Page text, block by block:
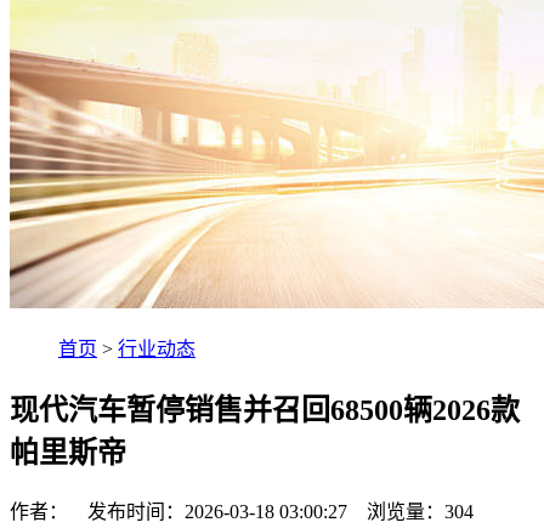
首页 > 行业动态
现代汽车暂停销售并召回68500辆2026款
帕里斯帝
作者： 发布时间：2026-03-18 03:00:27 浏览量： 304